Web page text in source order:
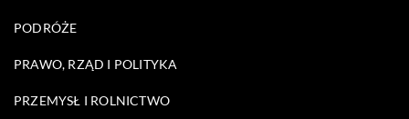
PODRÓŻE
PRAWO, RZĄD I POLITYKA
PRZEMYSŁ I ROLNICTWO